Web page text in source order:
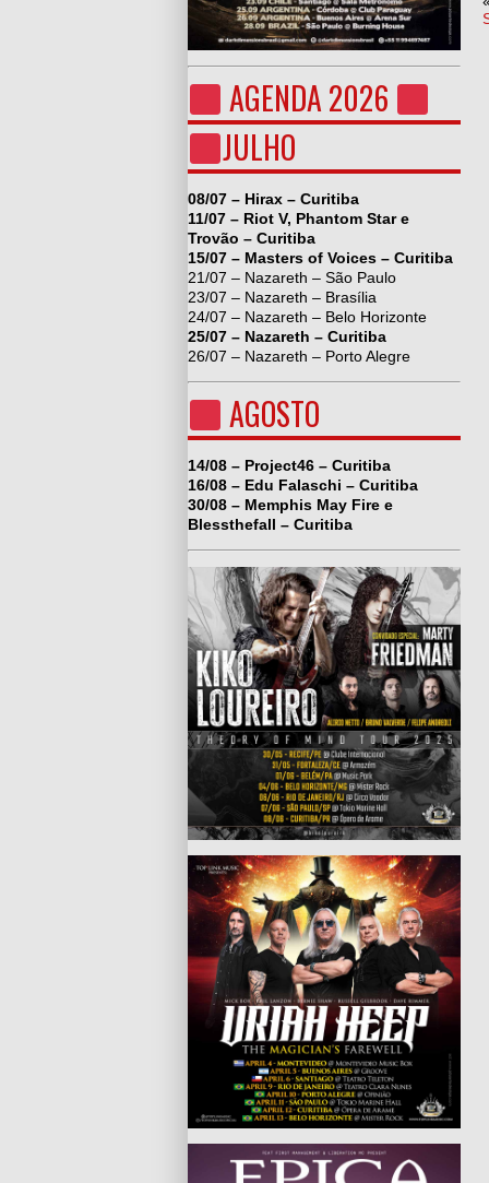
AGENDA 2026
JULHO
08/07 – Hirax – Curitiba
11/07 – Riot V, Phantom Star e
Trovão – Curitiba
15/07 – Masters of Voices – Curitiba
21/07 – Nazareth – São Paulo
23/07 – Nazareth – Brasília
24/07 – Nazareth – Belo Horizonte
25/07 – Nazareth – Curitiba
26/07 – Nazareth – Porto Alegre
AGOSTO
14/08 – Project46 – Curitiba
16/08 – Edu Falaschi – Curitiba
30/08 – Memphis May Fire e
Blessthefall – Curitiba